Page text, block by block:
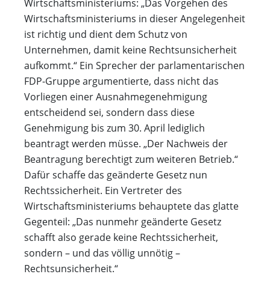
Wirtschaftsministeriums: „Das Vorgehen des
Wirtschaftsministeriums in dieser Angelegenheit
ist richtig und dient dem Schutz von
Unternehmen, damit keine Rechtsunsicherheit
aufkommt.“ Ein Sprecher der parlamentarischen
FDP-Gruppe argumentierte, dass nicht das
Vorliegen einer Ausnahmegenehmigung
entscheidend sei, sondern dass diese
Genehmigung bis zum 30. April lediglich
beantragt werden müsse. „Der Nachweis der
Beantragung berechtigt zum weiteren Betrieb.“
Dafür schaffe das geänderte Gesetz nun
Rechtssicherheit. Ein Vertreter des
Wirtschaftsministeriums behauptete das glatte
Gegenteil: „Das nunmehr geänderte Gesetz
schafft also gerade keine Rechtssicherheit,
sondern – und das völlig unnötig –
Rechtsunsicherheit.“